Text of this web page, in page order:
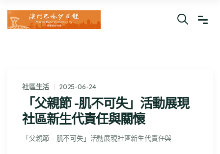
社區生活 2025-06-24
「父親節 -肌不可失」活動展現
社區新生代責任與關懷
「父親節 – 肌不可失」活動展現社區新生代責任與